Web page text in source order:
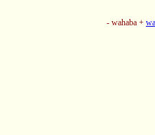
- wahaba +